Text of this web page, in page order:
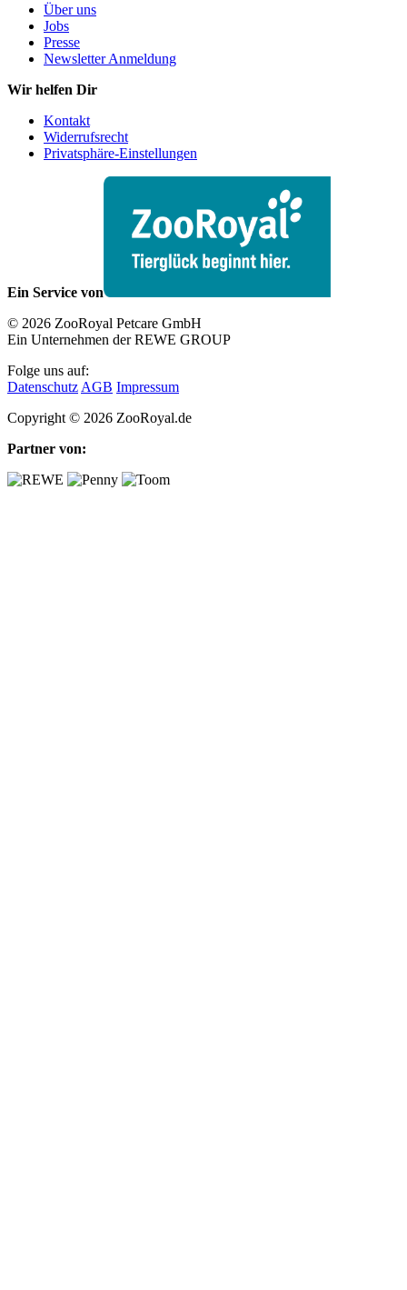
Über uns
Jobs
Presse
Newsletter Anmeldung
Wir helfen Dir
Kontakt
Widerrufsrecht
Privatsphäre-Einstellungen
Ein Service von
© 2026 ZooRoyal Petcare GmbH
Ein Unternehmen der REWE GROUP
Folge uns auf:
Datenschutz AGB Impressum
Copyright © 2026 ZooRoyal.de
Partner von: